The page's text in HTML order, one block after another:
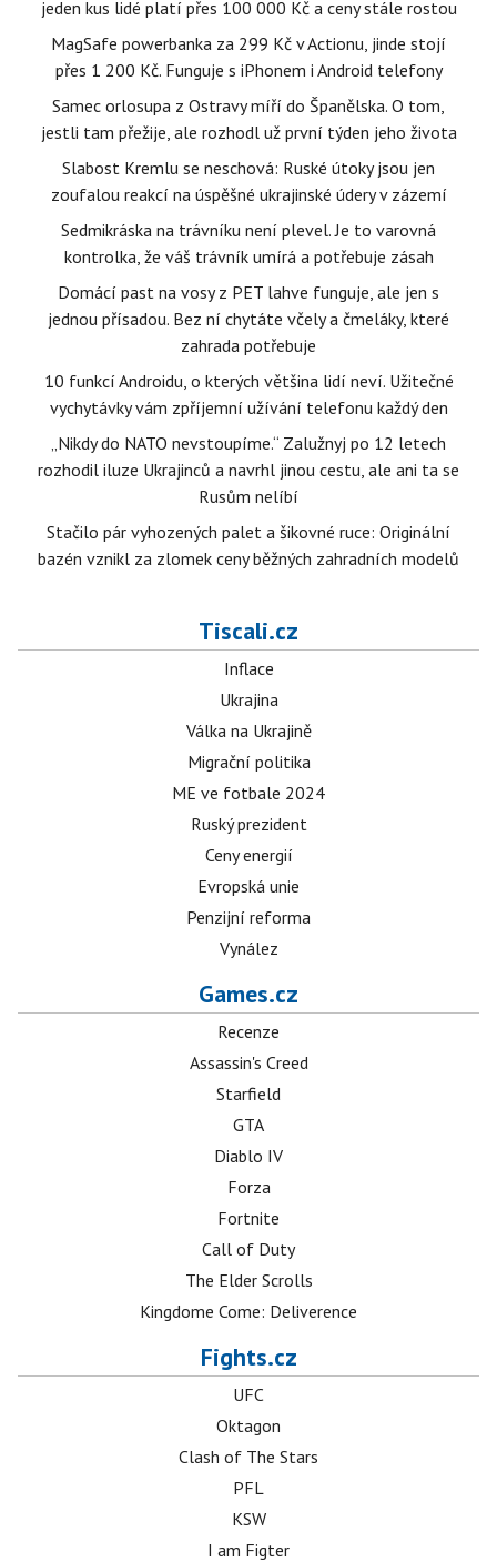
jeden kus lidé platí přes 100 000 Kč a ceny stále rostou
MagSafe powerbanka za 299 Kč v Actionu, jinde stojí
přes 1 200 Kč. Funguje s iPhonem i Android telefony
Samec orlosupa z Ostravy míří do Španělska. O tom,
jestli tam přežije, ale rozhodl už první týden jeho života
Slabost Kremlu se neschová: Ruské útoky jsou jen
zoufalou reakcí na úspěšné ukrajinské údery v zázemí
Sedmikráska na trávníku není plevel. Je to varovná
kontrolka, že váš trávník umírá a potřebuje zásah
Domácí past na vosy z PET lahve funguje, ale jen s
jednou přísadou. Bez ní chytáte včely a čmeláky, které
zahrada potřebuje
10 funkcí Androidu, o kterých většina lidí neví. Užitečné
vychytávky vám zpříjemní užívání telefonu každý den
„Nikdy do NATO nevstoupíme.“ Zalužnyj po 12 letech
rozhodil iluze Ukrajinců a navrhl jinou cestu, ale ani ta se
Rusům nelíbí
Stačilo pár vyhozených palet a šikovné ruce: Originální
bazén vznikl za zlomek ceny běžných zahradních modelů
Tiscali.cz
Inflace
Ukrajina
Válka na Ukrajině
Migrační politika
ME ve fotbale 2024
Ruský prezident
Ceny energií
Evropská unie
Penzijní reforma
Vynález
Games.cz
Recenze
Assassin's Creed
Starfield
GTA
Diablo IV
Forza
Fortnite
Call of Duty
The Elder Scrolls
Kingdome Come: Deliverence
Fights.cz
UFC
Oktagon
Clash of The Stars
PFL
KSW
I am Figter